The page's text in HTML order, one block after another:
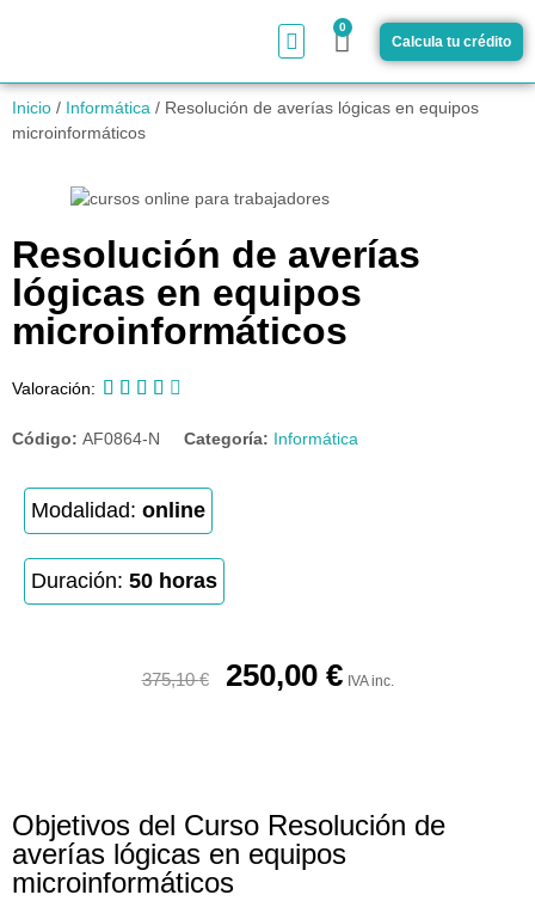
0
Calcula tu crédito
Inicio / Informática / Resolución de averías lógicas en equipos
microinformáticos
Resolución de averías
lógicas en equipos
microinformáticos
Valoración:     
Código: AF0864-N Categoría: Informática
Modalidad: online
Duración: 50 horas
375,10€ 250,00 € IVA inc.
Objetivos del Curso Resolución de
averías lógicas en equipos
microinformáticos